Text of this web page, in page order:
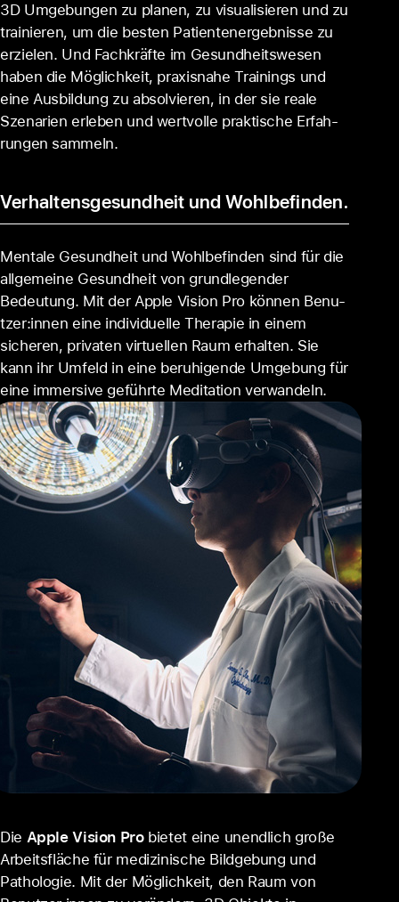
3D Um­ge­bungen zu planen, zu visuali­sieren und zu
trainieren, um die besten Patienten­ergebnisse zu
erzielen. Und Fach­kräfte im Gesund­heits­wesen
haben die Möglich­keit, praxis­nahe Trainings und
eine Aus­bildung zu absolvieren, in der sie reale
Szenarien erleben und wert­volle praktische Erfah­
rungen sammeln.
Verhaltensgesundheit und Wohlbefinden.
Mentale Gesund­heit und Wohl­befinden sind für die
allge­meine Gesund­heit von grund­legender
Bedeutung. Mit der Apple Vision Pro kön­nen Benu­
tzer:innen eine indivi­duelle Therapie in einem
sicheren, privaten virtuellen Raum erhalten. Sie
kann ihr Umfeld in eine beruhigende Um­ge­bung für
eine immersive geführte Meditation verwandeln.
Die Apple Vision Probietet eine unendlich große
Arbeits­fläche für medi­zinische Bild­gebung und
Pathologie. Mit der Möglich­keit, den Raum von